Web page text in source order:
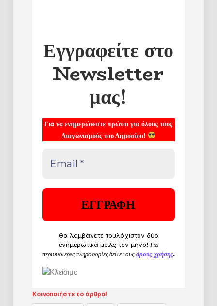
Εγγραφείτε στο
Newsletter
μας!
Για να ενημερώνεστε πρώτοι για όλους τους
Διαγωνισμούς του Δημοσίου!
Θα λαμβάνετε τουλάχιστον δύο
ενημερωτικά μειλς τον μήνα! Για
περισσότερες πληροφορίες δείτε τους όρους χρήσης.
Κοινοποιήστε το άρθρο!